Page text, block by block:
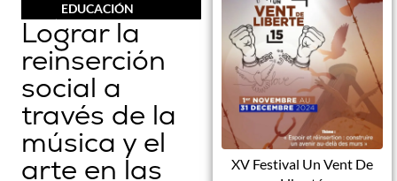
EDUCACIÓN
Lograr la
reinserción
social a
través de la
música y el
arte en las
XV Festival Un Vent De